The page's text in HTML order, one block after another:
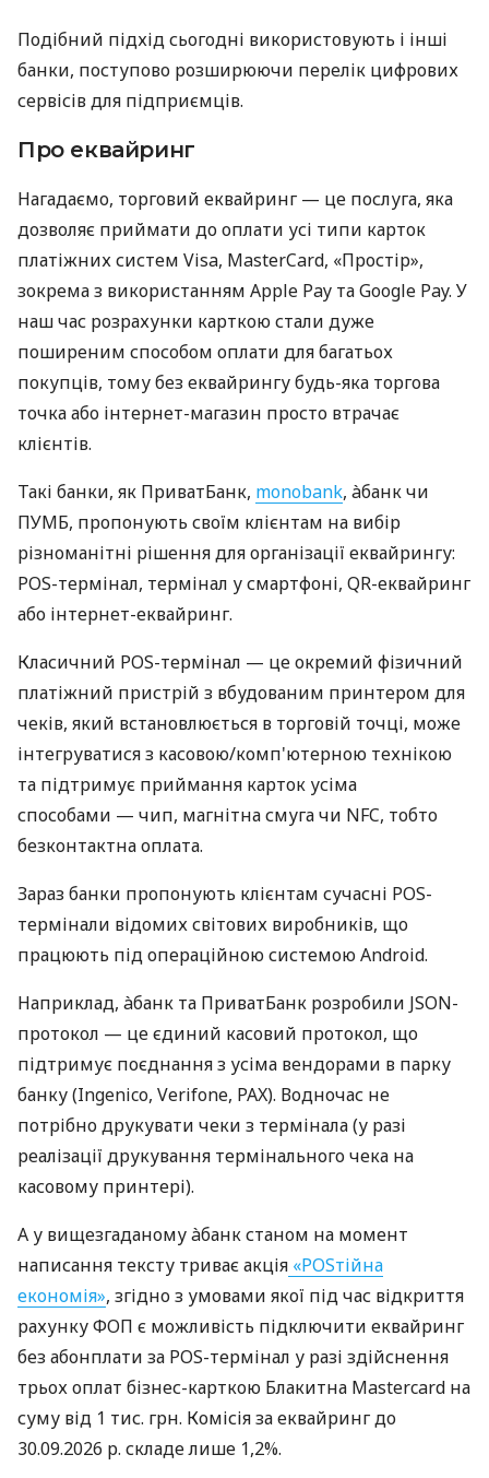
Подібний підхід сьогодні використовують і інші
банки, поступово розширюючи перелік цифрових
сервісів для підприємців.
Про еквайринг
Нагадаємо, торговий еквайринг — це послуга, яка
дозволяє приймати до оплати усі типи карток
платіжних систем Visa, MasterCard, «Простір»,
зокрема з використанням Apple Pay та Google Pay. У
наш час розрахунки карткою стали дуже
поширеним способом оплати для багатьох
покупців, тому без еквайрингу будь-яка торгова
точка або інтернет-магазин просто втрачає
клієнтів.
Такі банки, як ПриватБанк, monobank, àбанк чи
ПУМБ, пропонують своїм клієнтам на вибір
різноманітні рішення для організації еквайрингу:
POS-термінал, термінал у смартфоні, QR-еквайринг
або інтернет-еквайринг.
Класичний POS-термінал — це окремий фізичний
платіжний пристрій з вбудованим принтером для
чеків, який встановлюється в торговій точці, може
інтегруватися з касовою/комп'ютерною технікою
та підтримує приймання карток усіма
способами — чип, магнітна смуга чи NFC, тобто
безконтактна оплата.
Зараз банки пропонують клієнтам сучасні POS-
термінали відомих світових виробників, що
працюють під операційною системою Android.
Наприклад, àбанк та ПриватБанк розробили JSON-
протокол — це єдиний касовий протокол, що
підтримує поєднання з усіма вендорами в парку
банку (Ingenico, Verifone, PAX). Водночас не
потрібно друкувати чеки з термінала (у разі
реалізації друкування термінального чека на
касовому принтері).
А у вищезгаданому àбанк станом на момент
написання тексту триває акція «POSтійна
економія», згідно з умовами якої під час відкриття
рахунку ФОП є можливість підключити еквайринг
без абонплати за POS-термінал у разі здійснення
трьох оплат бізнес-карткою Блакитна Mastercard на
суму від 1 тис. грн. Комісія за еквайринг до
30.09.2026 р. складе лише 1,2%.